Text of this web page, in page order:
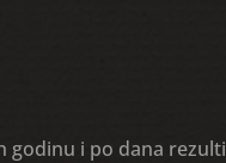
i po dana